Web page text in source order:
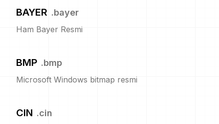
BAYER .bayer
Ham Bayer Resmi
BMP .bmp
Microsoft Windows bitmap resmi
CIN .cin